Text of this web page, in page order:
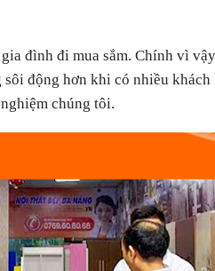
đình đi mua sắm. Chính vì
động hơn khi có nhiều khách
chúng tôi.